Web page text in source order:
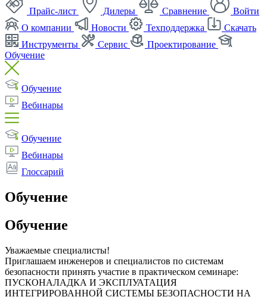
Прайс-лист Дилеры Сравнение
Войти
О компании
Новости Техподдержка
Скачать
Инструменты
Сервис
Проектирование
Обучение
Обучение
Вебинары
Обучение
Вебинары
Глоссарий
Обучение
Обучение
Уважаемые специалисты!
Приглашаем инженеров и специалистов по системам
безопасности принять участие в практическом семинаре:
ПУСКОНАЛАДКА И ЭКСПЛУАТАЦИЯ
ИНТЕГРИРОВАННОЙ СИСТЕМЫ БЕЗОПАСНОСТИ НА